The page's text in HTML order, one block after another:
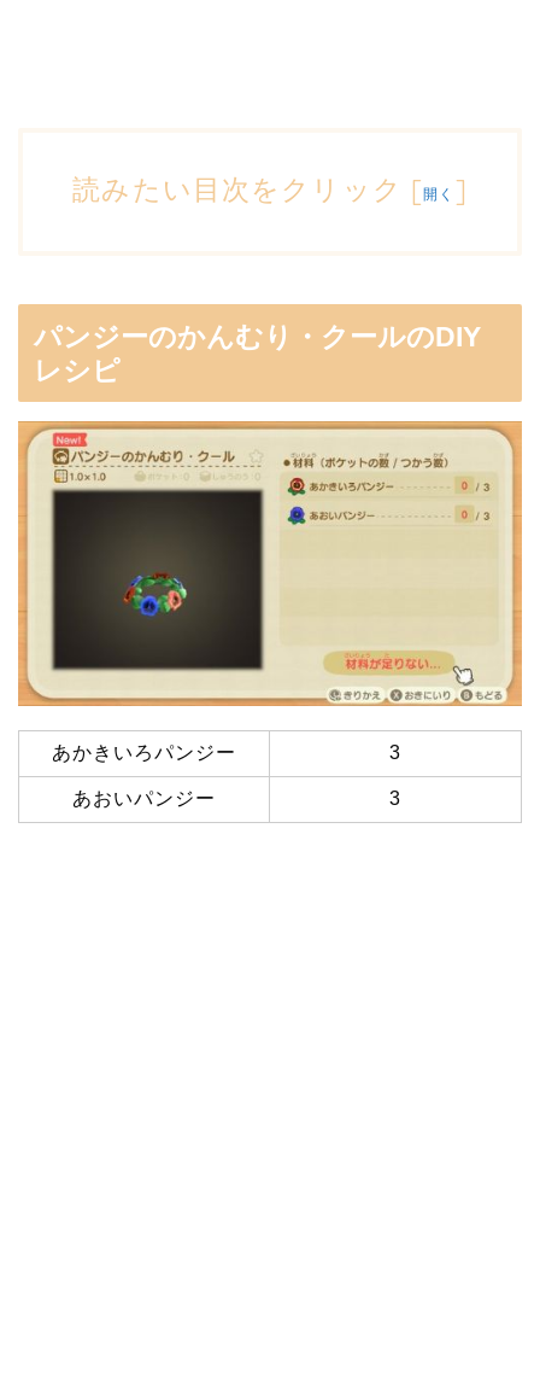
読みたい目次をクリック [開く ]
パンジーのかんむり・クールのDIY
レシピ
あかきいろパンジー 3
あおいパンジー 3